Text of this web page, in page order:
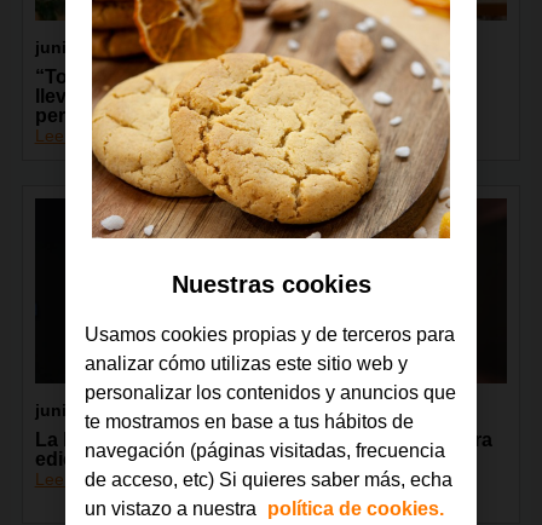
junio 2026
“Todos Conectados”, de la Fundación Orange,
lleva la capacitación digital a más de 13.000
personas de toda España
Leer más
junio 2026
La Fundación Orange celebra en Madrid la tercera
edición del encuentro GarageLAB
Leer más
Nuestras cookies
Usamos cookies propias y de terceros para
analizar cómo utilizas este sitio web y
personalizar los contenidos y anuncios que
te mostramos en base a tus hábitos de
navegación (páginas visitadas, frecuencia
de acceso, etc) Si quieres saber más, echa
un vistazo a nuestra
política de cookies.